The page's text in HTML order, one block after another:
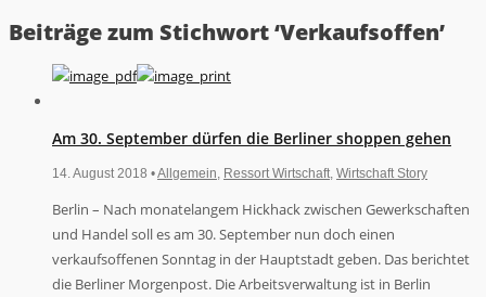
Beiträge zum Stichwort ‘Verkaufsoffen’
Am 30. September dürfen die Berliner shoppen gehen
14. August 2018 •Allgemein Ressort Wirtschaft Wirtschaft Story
Berlin – Nach monatelangem Hickhack zwischen Gewerkschaften
und Handel soll es am 30. September nun doch einen
verkaufsoffenen Sonntag in der Hauptstadt geben. Das berichtet
die Berliner Morgenpost. Die Arbeitsverwaltung ist in Berlin